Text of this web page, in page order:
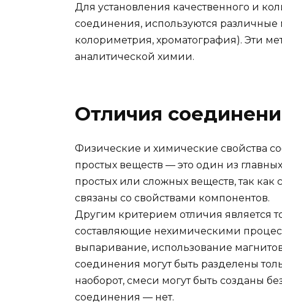
Для установления качественного и
соединения, используются
колориметрия, хроматография). Эти
аналитической химии.
Отличия
Физические и химические свойства
простых веществ — это один из
простых или сложных веществ, так
связаны со свойствами компонентов.
Другим критерием отличия является
составляющие нехимическими
выпаривание, использование
соединения могут быть разделены
наоборот, смеси могут быть созданы
соединения — нет.